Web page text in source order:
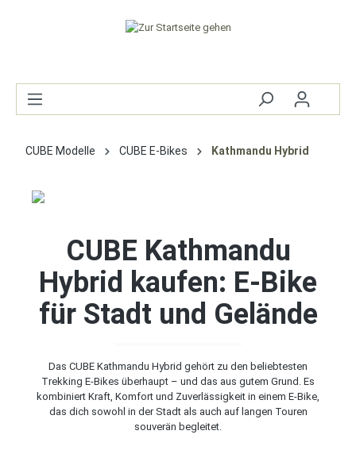
CUBE Modelle CUBE E-Bikes Kathmandu Hybrid
CUBE Kathmandu
Hybrid kaufen: E-Bike
für Stadt und Gelände
Das CUBE Kathmandu Hybrid gehört zu den beliebtesten
Trekking E-Bikes überhaupt – und das aus gutem Grund. Es
kombiniert Kraft, Komfort und Zuverlässigkeit in einem E-Bike,
das dich sowohl in der Stadt als auch auf langen Touren
souverän begleitet.